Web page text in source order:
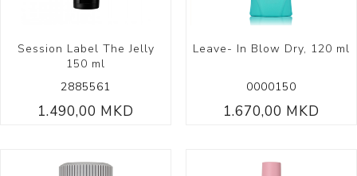
Session Label The Jelly
150 ml
2885561
1.490,00 MKD
Leave- In Blow Dry, 120 ml
0000150
1.670,00 MKD